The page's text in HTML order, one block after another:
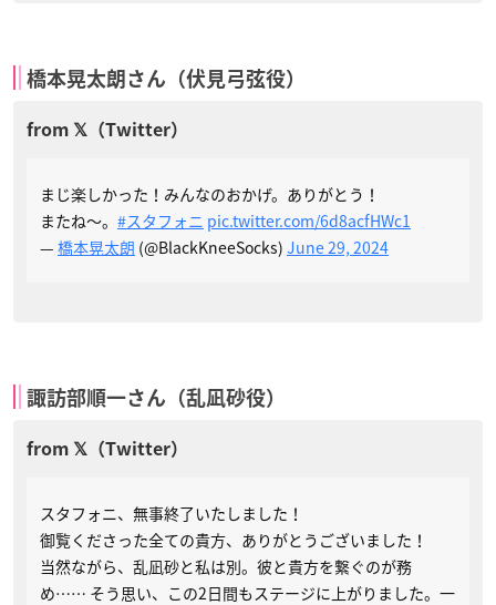
橋本晃太朗さん（伏見弓弦役）
まじ楽しかった！みんなのおかげ。ありがとう！
またね〜。 #スタフォニ pic.twitter.com/6d8acfHWc1
— 橋本晃太朗 (@BlackKneeSocks) June 29, 2024
諏訪部順一さん（乱凪砂役）
スタフォニ、無事終了いたしました！
御覧くださった全ての貴方、ありがとうございました！
当然ながら、乱凪砂と私は別。彼と貴方を繋ぐのが務
め…… そう思い、この2日間もステージに上がりました。一